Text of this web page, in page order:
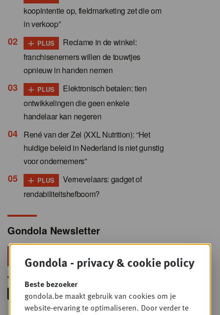
koopintentie op, fieldmarketing zet die om
in verkoop”
+ PLUS
Reclame in de winkel:
franchisenemers willen de touwtjes
opnieuw in handen nemen
+ PLUS
Elektronisch betalen: tien
ontwikkelingen die geen enkele
handelaar kan negeren
René van der Zel (XXL Nutrition): “Het
huidige beleid in Nederland is niet gunstig
voor ondernemers”
+ PLUS
Vernevelaars: gadget of
rendabiliteitshefboom?
Gondola Newsletter
Blijf voorop in retail & foodservice!
Gondola - privacy & cookie policy
Beste bezoeker
gondola.be maakt gebruik van cookies om je
website-ervaring te optimaliseren. Door verder te